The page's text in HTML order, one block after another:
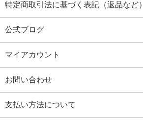
特定商取引法に基づく表記（返品など）
公式ブログ
マイアカウント
お問い合わせ
支払い方法について